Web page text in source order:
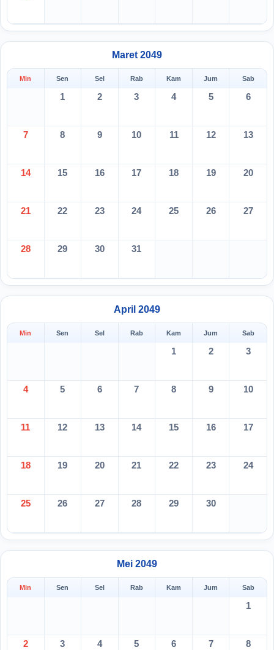
Maret 2049
Min Sen Sel Rab Kam Jum Sab
1 2 3 4 5 6
7 8 9 10 11 12 13
14 15 16 17 18 19 20
21 22 23 24 25 26 27
28 29 30 31
April 2049
Min Sen Sel Rab Kam Jum Sab
1 2 3
4 5 6 7 8 9 10
11 12 13 14 15 16 17
18 19 20 21 22 23 24
25 26 27 28 29 30
Mei 2049
Min Sen Sel Rab Kam Jum Sab
1
2 3 4 5 6 7 8